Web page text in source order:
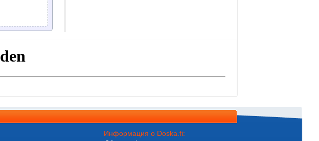
Информация о Doska.fi: